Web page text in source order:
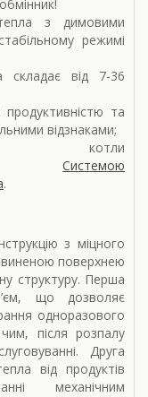
з димовими
режимі
складає від 7-36
та
відзнаками;
котли
Системою
.
з міцного
поверхнею
структуру. Перша
що дозволяє
одноразового
після розпалу
Друга
від продуктів
механічним